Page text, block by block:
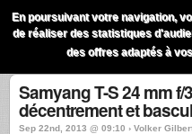
QuestionsPhoto
Samyang T-S 24 mm f/
décentrement et
Sep 22nd, 2013 @ 09:10 › Volker
En poursuivant votre navigation,
de réaliser des statistiques
des offres adaptés à